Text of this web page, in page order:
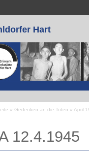
Hart
» Gedenken an die Toten » April
12.4.1945